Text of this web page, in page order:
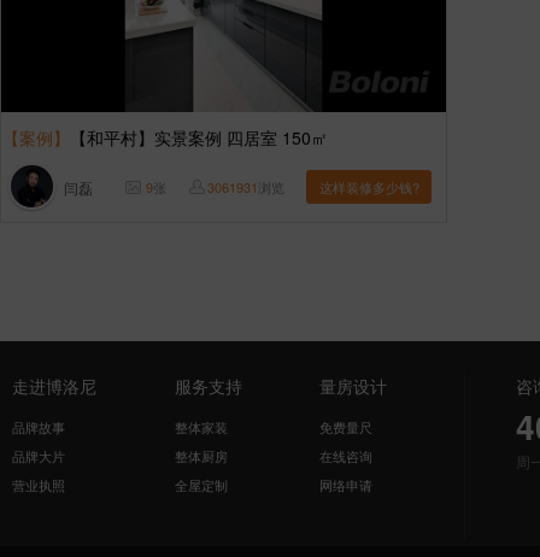
【案例】 【和平村】实景案例 四居室 150㎡
闫磊 9张 3061931浏览 这样装修多少钱?
走进博洛尼
品牌故事
品牌大片
营业执照
服务支持
整体家装
整体厨房
全屋定制
量房设计
免费量尺
在线咨询
网络申请
咨
周